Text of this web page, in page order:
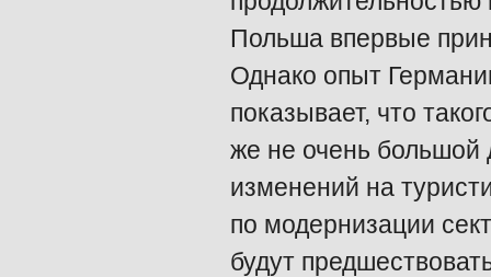
Польша впервые
Однако опыт
показывает, что
же не очень большой
изменений на
по модернизации
будут